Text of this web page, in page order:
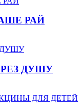
РАЙ
ДУШУ